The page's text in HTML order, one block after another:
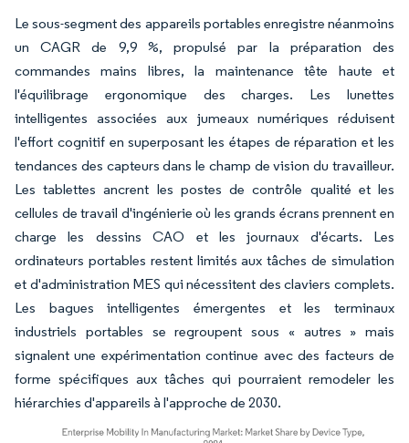
Le sous-segment des appareils portables enregistre néanmoins
un CAGR de 9,9 %, propulsé par la préparation des
commandes mains libres, la maintenance tête haute et
l'équilibrage ergonomique des charges. Les lunettes
intelligentes associées aux jumeaux numériques réduisent
l'effort cognitif en superposant les étapes de réparation et les
tendances des capteurs dans le champ de vision du travailleur.
Les tablettes ancrent les postes de contrôle qualité et les
cellules de travail d'ingénierie où les grands écrans prennent en
charge les dessins CAO et les journaux d'écarts. Les
ordinateurs portables restent limités aux tâches de simulation
et d'administration MES qui nécessitent des claviers complets.
Les bagues intelligentes émergentes et les terminaux
industriels portables se regroupent sous « autres » mais
signalent une expérimentation continue avec des facteurs de
forme spécifiques aux tâches qui pourraient remodeler les
hiérarchies d'appareils à l'approche de 2030.